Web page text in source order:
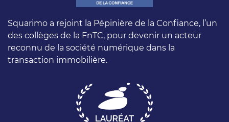
Squarimo a rejoint la Pépinière de la Confiance, l’un
des collèges de la FnTC, pour devenir un acteur
reconnu de la société numérique dans la
transaction immobilière.